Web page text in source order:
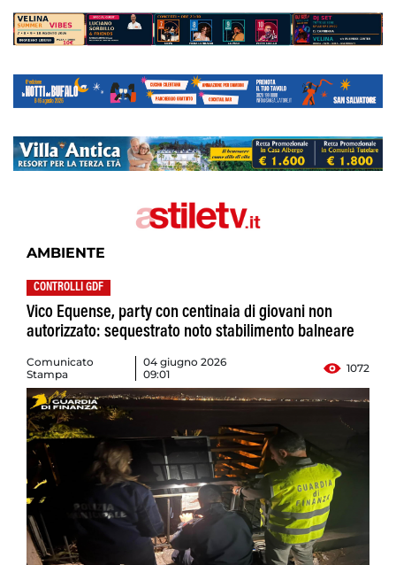
AMBIENTE
CONTROLLI GDF
Vico Equense, party con centinaia di giovani non
autorizzato: sequestrato noto stabilimento balneare
Comunicato
Stampa
04 giugno 2026
09:01
1072